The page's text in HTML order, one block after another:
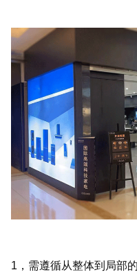
1，需遵循从整体到局部